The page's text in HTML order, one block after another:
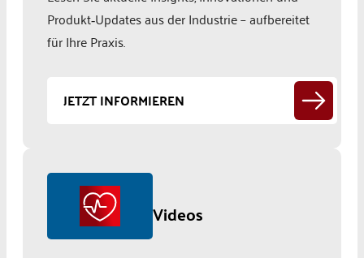
Produkt‑Updates aus der Industrie – aufbereitet
für Ihre Praxis.
JETZT INFORMIEREN
Videos